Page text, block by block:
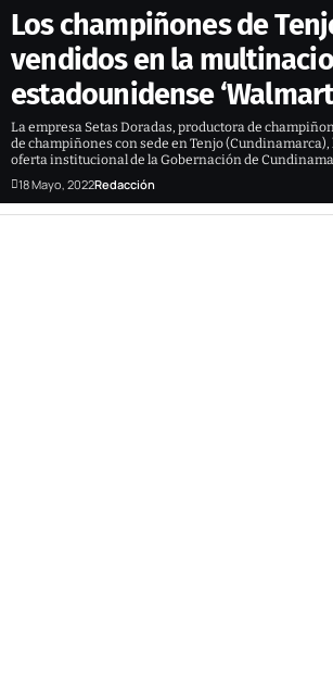
Los champiñones de
vendidos en la
estadounidense
La empresa Setas Doradas, productora de
de champiñones con sede en Tenjo
oferta institucional de la Gobernación de
18 Mayo, 2022Redacción